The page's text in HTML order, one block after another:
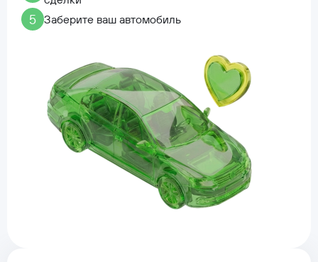
5 Заберите ваш автомобиль